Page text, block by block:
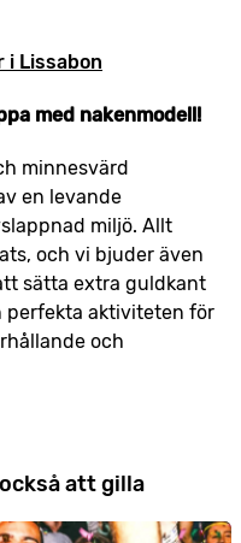
i Lissabon
med nakenmodell!
minnesvärd
en levande
miljö. Allt
och vi bjuder även
sätta extra guldkant
perfekta aktiviteten för
och
att gilla